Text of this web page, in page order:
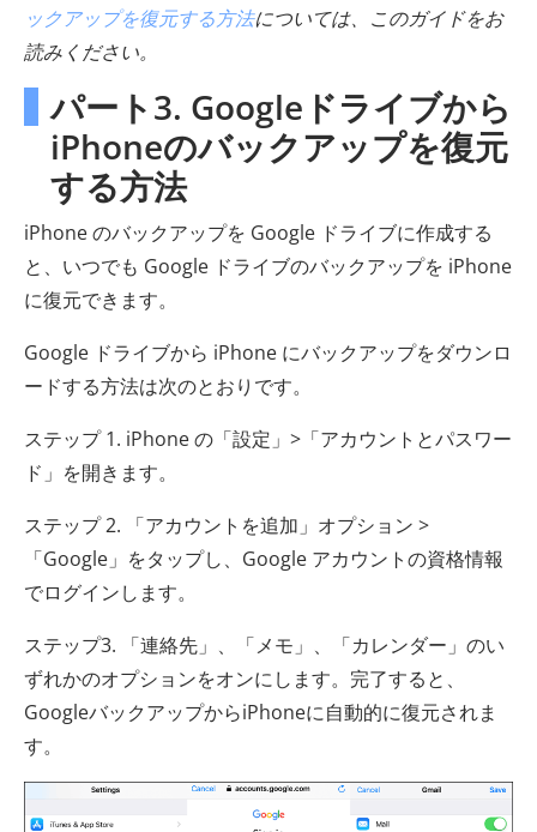
ックアップを復元する方法については、このガイドをお
読みください。
パート3. Googleドライブから
iPhoneのバックアップを復元
する方法
iPhone のバックアップを Google ドライブに作成する
と、いつでも Google ドライブのバックアップを iPhone
に復元できます。
Google ドライブから iPhone にバックアップをダウンロ
ードする方法は次のとおりです。
ステップ 1. iPhone の「設定」>「アカウントとパスワー
ド」を開きます。
ステップ 2. 「アカウントを追加」オプション >
「Google」をタップし、Google アカウントの資格情報
でログインします。
ステップ3. 「連絡先」、「メモ」、「カレンダー」のい
ずれかのオプションをオンにします。完了すると、
GoogleバックアップからiPhoneに自動的に復元されま
す。